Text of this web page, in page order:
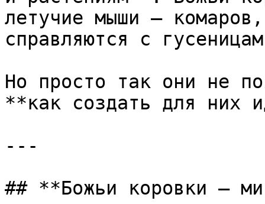
летучие мыши –
справляются с
Но просто так они не
**как создать для них
---
## **Божьи коровки –